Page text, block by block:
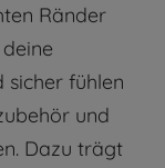
Ränder
fühlen
und
Dazu trägt